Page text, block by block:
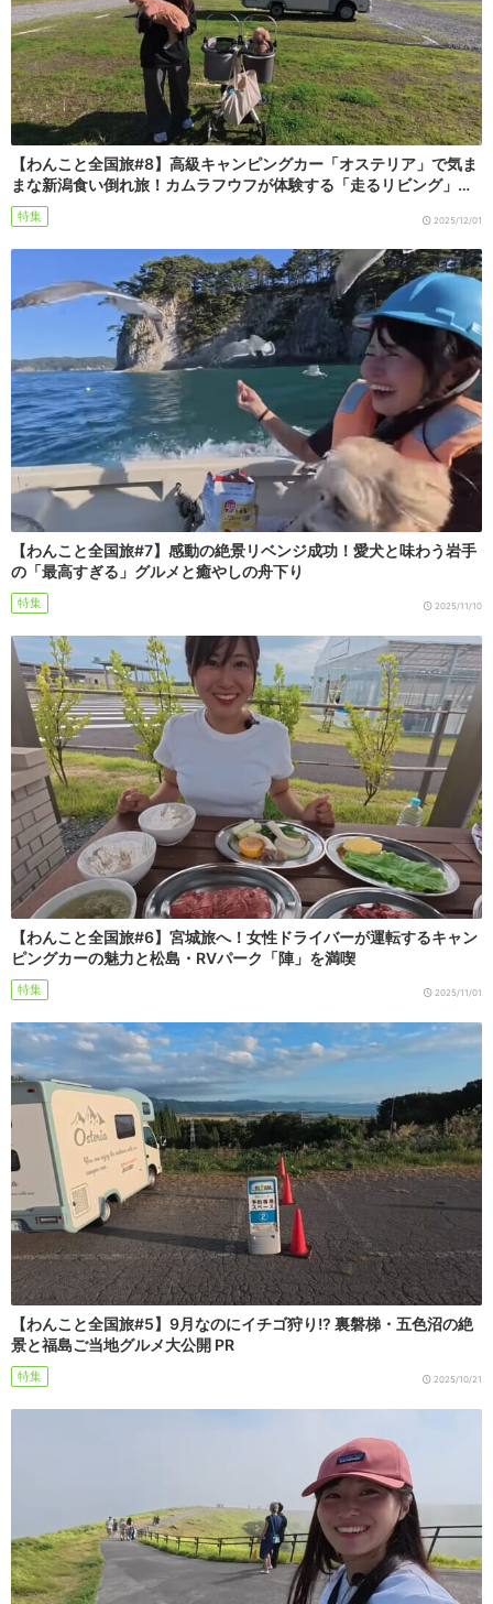
【わんこと全国旅#8】高級キャンピングカー「オステリア」で気ま
まな新潟食い倒れ旅！カムラフウフが体験する「走るリビング」…
特集 2025/12/01
【わんこと全国旅#7】感動の絶景リベンジ成功！愛犬と味わう岩手
の「最高すぎる」グルメと癒やしの舟下り
特集 2025/11/10
【わんこと全国旅#6】宮城旅へ！女性ドライバーが運転するキャン
ピングカーの魅力と松島・RVパーク「陣」を満喫
特集 2025/11/01
【わんこと全国旅#5】9月なのにイチゴ狩り!? 裏磐梯・五色沼の絶
景と福島ご当地グルメ大公開 PR
特集 2025/10/21